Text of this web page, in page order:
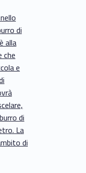
di
alla
che
e
di
La
di